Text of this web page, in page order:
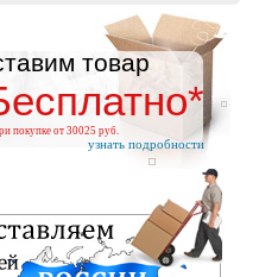
товар
покупке от 30025 руб.
узнать подробности